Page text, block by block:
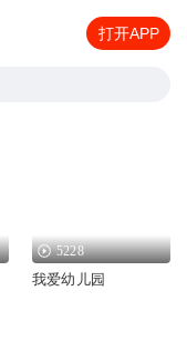
打开APP
5228
我爱幼儿园